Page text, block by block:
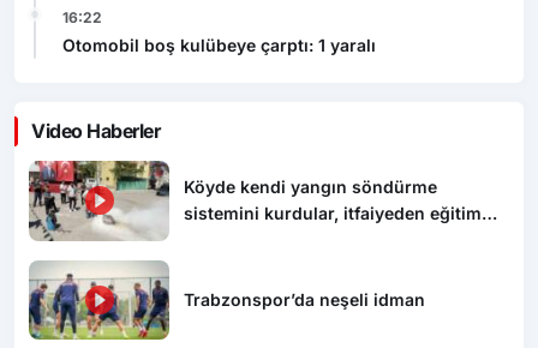
16:22
Otomobil boş kulübeye çarptı: 1 yaralı
Video Haberler
Köyde kendi yangın söndürme
sistemini kurdular, itfaiyeden eğitim
Trabzonspor’da neşeli idman